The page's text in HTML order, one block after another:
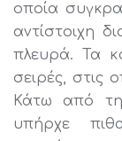
οποία
αντίστοιχη
πλευρά. Τα
σειρές, στις
Κάτω από
υπήρχε